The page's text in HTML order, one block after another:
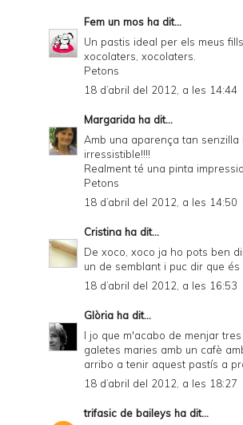
Fem un mos ha dit...
Un pastis ideal per els meus
xocolaters, xocolaters.
Petons
18 d’abril del 2012, a les 14:44
Margarida ha dit...
Amb una aparença tan senzilla i
irressistible!!!!
Realment té una pinta
Petons
18 d’abril del 2012, a les 14:50
Cristina ha dit...
De xoco, xoco ja ho pots ben
un de semblant i puc dir que és
18 d’abril del 2012, a les 16:53
Glòria ha dit...
I jo que m'acabo de menjar
galetes maries amb un cafè
arribo a tenir aquest pastís a
18 d’abril del 2012, a les 18:27
trifasic de baileys ha dit...